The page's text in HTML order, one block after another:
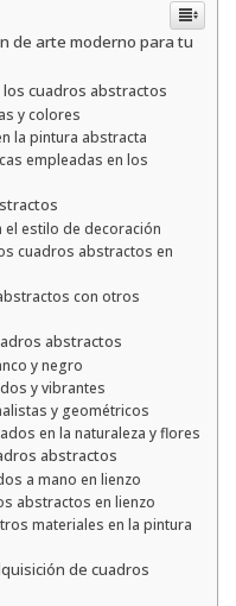
de arte moderno para tu
cuadros abstractos
y colores
la pintura abstracta
empleadas en los
el estilo de decoración
cuadros abstractos en
con otros
abstractos
y negro
y vibrantes
y geométricos
en la naturaleza y flores
abstractos
a mano en lienzo
abstractos en lienzo
materiales en la pintura
de cuadros